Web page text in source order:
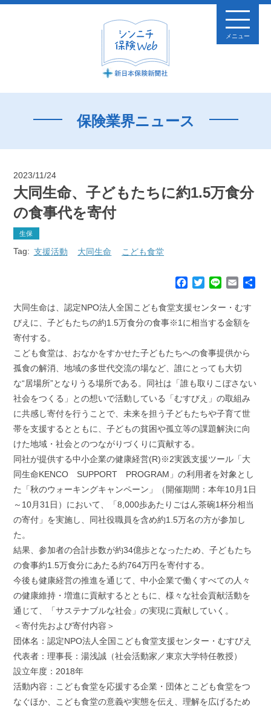
メニュー
保険業界ニュース
2023/11/24
大同生命、子どもたちに約1.5万食分
の食事代を寄付
生保
Tag: 支援活動 大同生命 こども食堂
c
e
o
k
T
i
t
r
n
e
E
a
i
大同生命は、認定NPO法人全国こども食堂支援センター・むす
びえに、子どもたちの約1.5万食分の食事※1に相当する金額を
寄付する。
こども食堂は、おなかをすかせた子どもたちへの食事提供から
孤食の解消、地域の多世代交流の場など、誰にとっても大切
な“居場所”となりうる場所である。同社は「誰も取りこぼさない
社会をつくる」との想いで活動している「むすびえ」の取組み
に共感し寄付を行うことで、未来を担う子どもたちや子育て世
帯を支援するとともに、子どもの貧困や孤立等の課題解決に向
けた地域・社会とのつながりづくりに貢献する。
同社が提供する中小企業の健康経営(R)※2実践支援ツール「大
同生命KENCO SUPPORT PROGRAM」の利用者を対象とし
た「秋のウォーキングキャンペーン」（開催期間：本年10月1日
～10月31日）において、「8,000歩あたりごはん茶碗1杯分相当
の寄付」を実施し、同社役職員を含め約1.5万名の方が参加し
た。
結果、参加者の合計歩数が約34億歩となったため、子どもたち
の食事約1.5万食分にあたる約764万円を寄付する。
今後も健康経営の推進を通じて、中小企業で働くすべての人々
の健康維持・増進に貢献するとともに、様々な社会貢献活動を
通じて、「サステナブルな社会」の実現に貢献していく。
＜寄付先および寄付内容＞
団体名：認定NPO法人全国こども食堂支援センター・むすびえ
代表者：理事長：湯浅誠（社会活動家／東京大学特任教授）
設立年度：2018年
活動内容：こども食堂を応援する企業・団体とこども食堂をつ
なぐほか、こども食堂の意義や実態を伝え、理解を広げるため